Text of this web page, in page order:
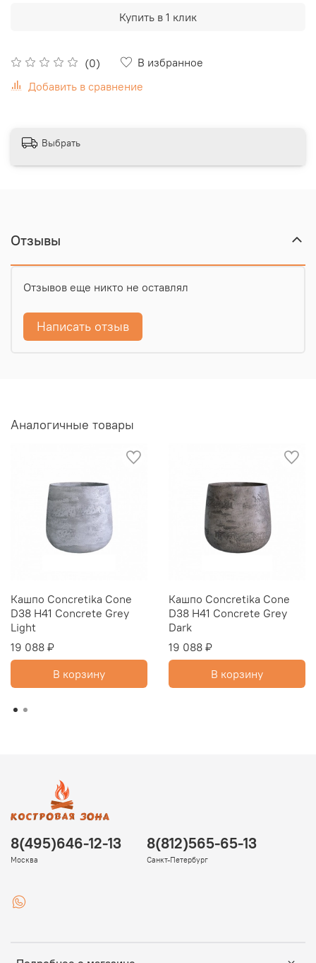
(0)
В избранное
Добавить в сравнение
Купить в 1 клик
Выбрать
Отзывы
Отзывов еще никто не оставлял
Написать отзыв
Аналогичные товары
Кашпо Concretika Cone
D38 H41 Concrete Grey
Light
19 088 ₽
В корзину
Кашпо Concretika Cone
D38 H41 Concrete Grey
Dark
19 088 ₽
В корзину
8(495)646-12-13
Москва
8(812)565-65-13
Санкт-Петербург